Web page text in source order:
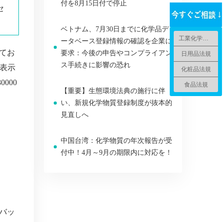
お
示
ッ
付を8月15日付で停止
ベトナム、7月30日までに化学品デ
ータベース登録情報の確認を企業に
要求：今後の申告やコンプライアン
ス手続きに影響の恐れ
【重要】生態環境法典の施行に伴
い、新規化学物質登録制度が抜本的
見直しへ
中国台湾：化学物質の年次報告が受
付中！4月～9月の期限内に対応を！
工業化学品法規
日用品法規
化粧品法規
食品法規